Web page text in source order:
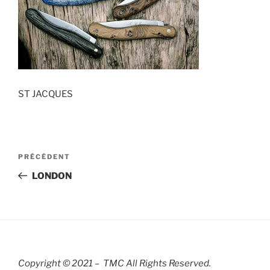
ST JACQUES
Navigation
l’article
Article
précédent
PRÉCÉDENT
LONDON
Copyright © 2021 – TMC All Rights Reserved.